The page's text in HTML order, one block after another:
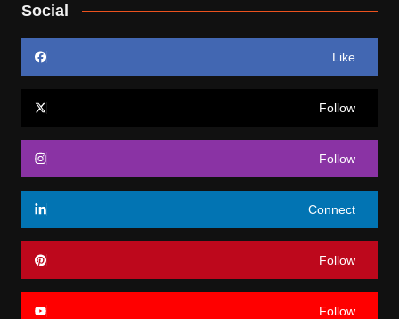
Social
Like
Follow
Follow
Connect
Follow
Follow